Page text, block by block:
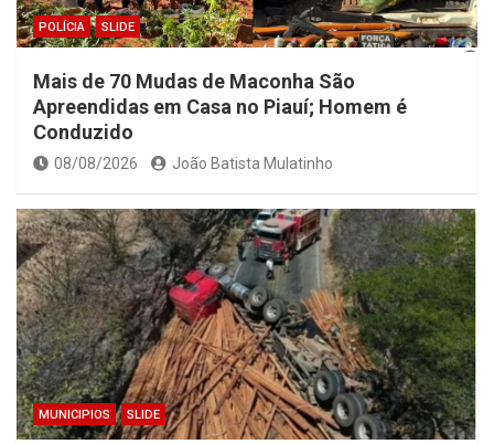
POLÍCIA SLIDE
Mais de 70 Mudas de Maconha São
Apreendidas em Casa no Piauí; Homem é
Conduzido
08/08/2026 João Batista Mulatinho
MUNICIPIOS SLIDE